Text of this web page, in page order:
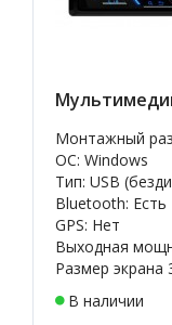
Монтажный
OC: Windows
Тип: USB
Bluetooth: Есть
GPS: Нет
Выходная
Размер экрана
В наличии